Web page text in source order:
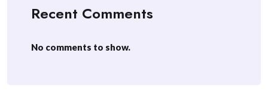
Recent Comments
No comments to show.